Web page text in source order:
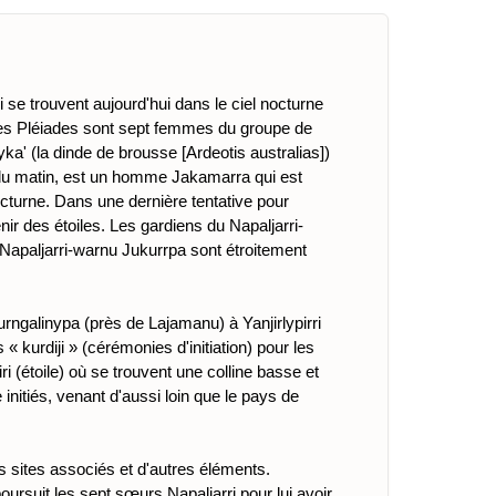
trouvent aujourd'hui dans le ciel nocturne
Pléiades sont sept femmes du groupe de
(la dinde de brousse [Ardeotis australias])
matin, est un homme Jakamarra qui est
Dans une dernière tentative pour
des étoiles. Les gardiens du Napaljarri-
warnu Jukurrpa sont étroitement
(près de Lajamanu) à Yanjirlypirri
kurdiji » (cérémonies d'initiation) pour les
(étoile) où se trouvent une colline basse et
venant d'aussi loin que le pays de
sites associés et d'autres éléments.